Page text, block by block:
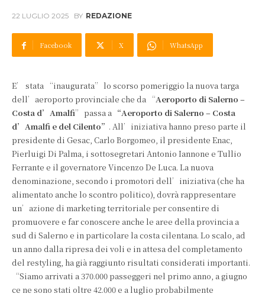
22 LUGLIO 2025 BY REDAZIONE
Facebook X WhatsApp
E’ stata “inaugurata” lo scorso pomeriggio la nuova targa
dell’aeroporto provinciale che da “Aeroporto di Salerno –
Costa d’Amalfi” passa a “Aeroporto di Salerno – Costa
d’Amalfi e del Cilento” . All’iniziativa hanno preso parte il
presidente di Gesac, Carlo Borgomeo, il presidente Enac,
Pierluigi Di Palma, i sottosegretari Antonio Iannone e Tullio
Ferrante e il governatore Vincenzo De Luca. La nuova
denominazione, secondo i promotori dell’iniziativa (che ha
alimentato anche lo scontro politico), dovrà rappresentare
un’azione di marketing territoriale per consentire di
promuovere e far conoscere anche le aree della provincia a
sud di Salerno e in particolare la costa cilentana. Lo scalo, ad
un anno dalla ripresa dei voli e in attesa del completamento
del restyling, ha già raggiunto risultati considerati importanti.
“Siamo arrivati a 370.000 passeggeri nel primo anno, a giugno
ce ne sono stati oltre 42.000 e a luglio probabilmente